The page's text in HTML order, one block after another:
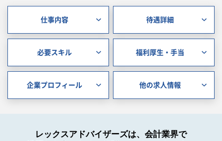
仕事内容 待遇詳細
必要スキル 福利厚生・手当
企業プロフィール 他の求人情報
レックスアドバイザーズは、会計業界で